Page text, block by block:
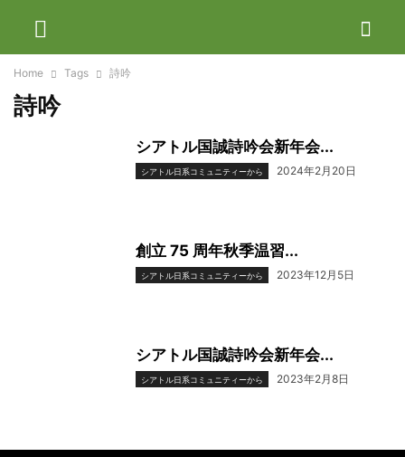
Home Tags 詩吟
詩吟
シアトル国誠詩吟会新年会...
シアトル日系コミュニティーから 2024年2月20日
創立 75 周年秋季温習...
シアトル日系コミュニティーから 2023年12月5日
シアトル国誠詩吟会新年会...
シアトル日系コミュニティーから 2023年2月8日